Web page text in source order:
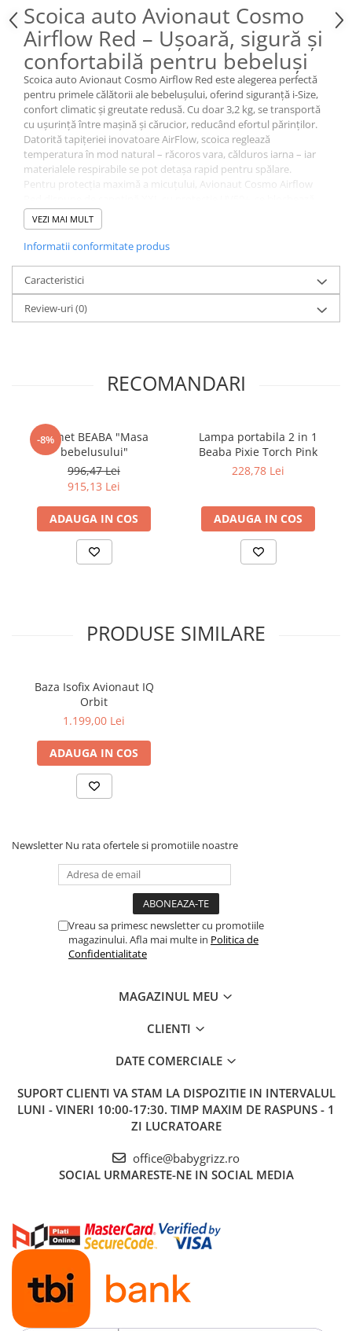
Scoica auto Avionaut Cosmo
Airflow Red – Ușoară, sigură și
confortabilă pentru bebeluși
Scoica auto Avionaut Cosmo Airflow Red este alegerea perfectă
pentru primele călătorii ale bebelușului, oferind siguranță i-Size,
confort climatic și greutate redusă. Cu doar 3,2 kg, se transportă
cu ușurință între mașină și cărucior, reducând efortul părinților.
Datorită tapițeriei inovatoare AirFlow, scoica reglează
temperatura în mod natural – răcoros vara, călduros iarna – iar
materialele respirabile se pot detașa rapid pentru spălare.
Pentru protecția maximă a micuțului, Avionaut Cosmo Airflow
razele solare și oferă umbră în timpul somnului. Insertul
ergonomic susține postura corectă a nou-născutului, prevenind
aplatizarea capului și asigurând un drum liniștit încă din prima zi.
ISOFIX Avionaut IQ Orbit,
corectă. Construcția ranforsată și tetiera din spumă cu memorie
protejează împotriva impactului frontal și lateral, conform
standardului de siguranță UN R129 (i-Size).
VEZI MAI MULT
Informatii conformitate produs
Caracteristici
Review-uri(0)
RECOMANDARI
-8%
Pachet BEABA "Masa
bebelusului"
996,47 Lei
915,13 Lei
ADAUGA IN COS
Lampa portabila 2 in 1
Beaba Pixie Torch Pink
228,78 Lei
ADAUGA IN COS
PRODUSE SIMILARE
Baza Isofix Avionaut IQ
Orbit
1.199,00 Lei
ADAUGA IN COS
Newsletter Nu rata ofertele si promotiile noastre
Vreau sa primesc newsletter cu promotiile
magazinului. Afla mai multe in Politica de
Confidentialitate
MAGAZINUL MEU
CLIENTI
DATE COMERCIALE
SUPORT CLIENTI VA STAM LA DISPOZITIE IN INTERVALUL
LUNI - VINERI 10:00-17:30. TIMP MAXIM DE RASPUNS - 1
ZI LUCRATOARE
office@babygrizz.ro
SOCIAL URMARESTE-NE IN SOCIAL MEDIA